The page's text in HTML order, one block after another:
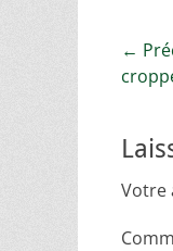
de
←
Article
Votre